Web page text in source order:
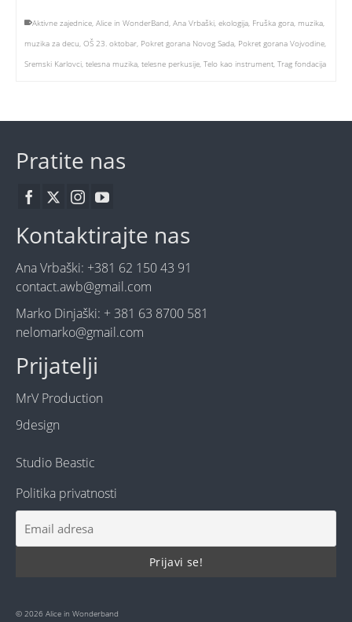
Aktivne zajednice, Alice in WonderBand, Ana Vrbaški, ekologija, Fruška gora, muzika,
muzika za decu, OŠ 23. oktobar, Pokret gorana Novog Sada, Pokret gorana Vojvodine,
Sremski Karlovci, telesna muzika, telesne perkusije, Telo kao instrument, Trag fondacija
Pratite nas
Kontaktirajte nas
Ana Vrbaški: +381 62 150 43 91
contact.awb@gmail.com
Marko Dinjaški: + 381 63 8700 581
nelomarko@gmail.com
Prijatelji
MrV Production
9design
Studio Beastic
Politika privatnosti
© 2026 Alice in Wonderband